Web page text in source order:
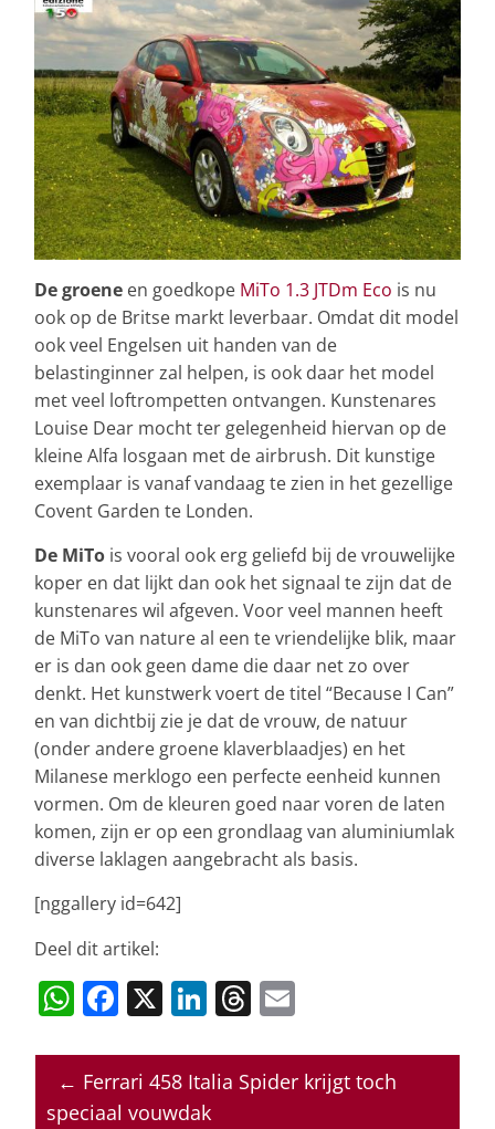
De groene en goedkope MiTo 1.3 JTDm Eco is nu
ook op de Britse markt leverbaar. Omdat dit model
ook veel Engelsen uit handen van de
belastinginner zal helpen, is ook daar het model
met veel loftrompetten ontvangen. Kunstenares
Louise Dear mocht ter gelegenheid hiervan op de
kleine Alfa losgaan met de airbrush. Dit kunstige
exemplaar is vanaf vandaag te zien in het gezellige
Covent Garden te Londen.
De MiTo is vooral ook erg geliefd bij de vrouwelijke
koper en dat lijkt dan ook het signaal te zijn dat de
kunstenares wil afgeven. Voor veel mannen heeft
de MiTo van nature al een te vriendelijke blik, maar
er is dan ook geen dame die daar net zo over
denkt. Het kunstwerk voert de titel “Because I Can”
en van dichtbij zie je dat de vrouw, de natuur
(onder andere groene klaverblaadjes) en het
Milanese merklogo een perfecte eenheid kunnen
vormen. Om de kleuren goed naar voren de laten
komen, zijn er op een grondlaag van aluminiumlak
diverse laklagen aangebracht als basis.
[nggallery id=642]
Deel dit artikel:
W
at
s
F
c
e
X Li
k
e
T
re
a
ai
← Ferrari 458 Italia Spider krijgt toch
speciaal vouwdak